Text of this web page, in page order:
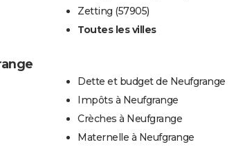
Zetting (57905)
Toutes les villes
Dette et budget de Neufgrange
Impôts à Neufgrange
Crèches à Neufgrange
Maternelle à Neufgrange